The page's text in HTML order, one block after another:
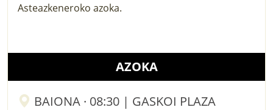
Asteazkeneroko azoka.
AZOKA
BAIONA · 08:30 | GASKOI PLAZA